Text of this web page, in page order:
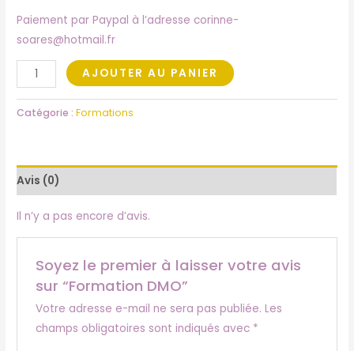
Paiement par Paypal à l’adresse corinne-
soares@hotmail.fr
AJOUTER AU PANIER
Catégorie :Formations
Avis (0)
Il n’y a pas encore d’avis.
Soyez le premier à laisser votre avis
sur “Formation DMO”
Votre adresse e-mail ne sera pas publiée. Les
champs obligatoires sont indiqués avec *